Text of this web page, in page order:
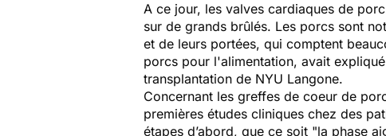
A ce jour, les valves cardiaques de
sur de grands brûlés. Les porcs sont
et de leurs portées, qui comptent
porcs pour l'alimentation, avait
transplantation de NYU Langone.
Concernant les greffes de coeur de
premières études cliniques chez des
étapes d’abord, que ce soit "la phase